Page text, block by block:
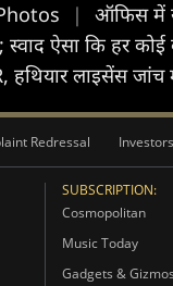
| ऑफिस में
ऐसा कि हर कोई
लाइसेंस
Redressal Investors
SUBSCRIPTION:
Cosmopolitan
Music Today
Gadgets & Gizmos